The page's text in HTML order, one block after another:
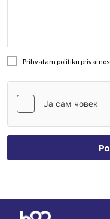
Prihvatam politiku